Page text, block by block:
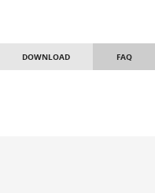
DOWNLOAD FAQ